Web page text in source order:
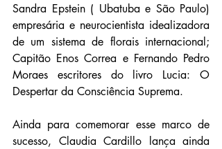
Sandra Epstein ( Ubatuba e São Paulo)
empresária e neurocientista idealizadora
de um sistema de florais internacional;
Capitão Enos Correa e Fernando Pedro
Moraes escritores do livro Lucia: O
Despertar da Consciência Suprema.
Ainda para comemorar esse marco de
sucesso, Claudia Cardillo lança ainda